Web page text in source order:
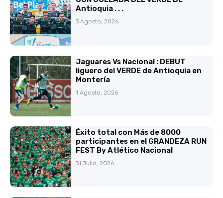
Antioquia . . .
3 Agosto, 2026
Jaguares Vs Nacional : DEBUT
liguero del VERDE de Antioquia en
Montería
1 Agosto, 2026
Éxito total con Más de 8000
participantes en el GRANDEZA RUN
FEST By Atlético Nacional
31 Julio, 2026